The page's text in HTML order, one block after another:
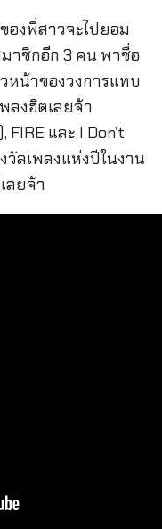
องพี่สาวจะไปยอม
าชิกอีก 3 คน พาชื่อ
หน้าของวงการแทบ
ลงฮิตเลยจ้า
และ I Don’t
วัลเพลงแห่งปีในงาน
ลยจ้า